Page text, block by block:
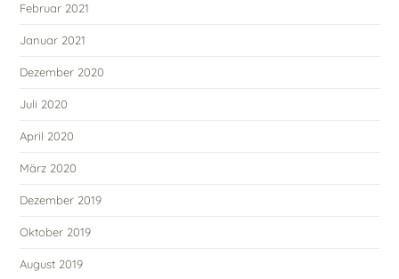
Februar 2021
Januar 2021
Dezember 2020
Juli 2020
April 2020
März 2020
Dezember 2019
Oktober 2019
August 2019